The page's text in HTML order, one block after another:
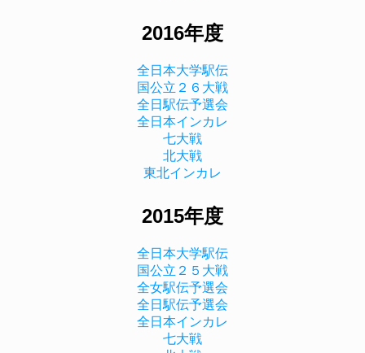
2016年度
全日本大学駅伝
国公立２６大戦
全日駅伝予選会
全日本インカレ
七大戦
北大戦
東北インカレ
2015年度
全日本大学駅伝
国公立２５大戦
全女駅伝予選会
全日駅伝予選会
全日本インカレ
七大戦